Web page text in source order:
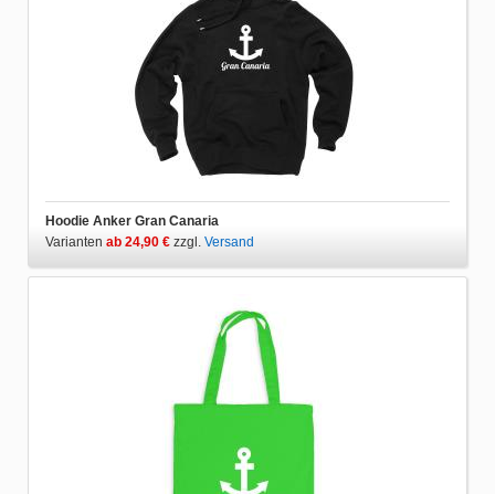
Hoodie Anker Gran Canaria
Varianten ab 24,90 € zzgl. Versand